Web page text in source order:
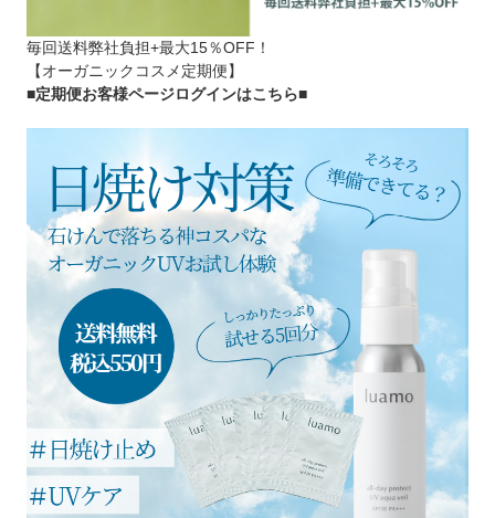
毎回送料弊社負担+最大15％OFF！
【オーガニックコスメ定期便】
■定期便お客様ページログインはこちら■